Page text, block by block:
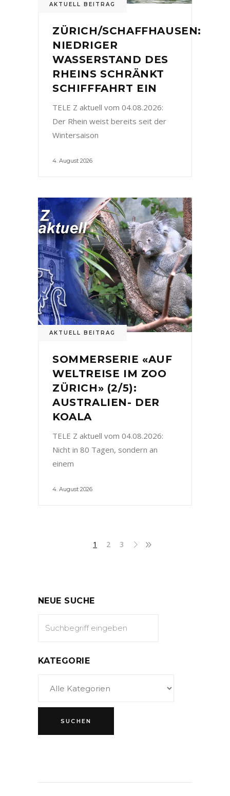
AKTUELL BEITRAG
ZÜRICH/SCHAFFHAUSEN:
NIEDRIGER
WASSERSTAND DES
RHEINS SCHRÄNKT
SCHIFFFAHRT EIN
TELE Z aktuell vom 04.08.2026:
Der Rhein weist bereits seit der
Wintersaison
4. August 2026
AKTUELL BEITRAG
SOMMERSERIE «AUF
WELTREISE IM ZOO
ZÜRICH» (2/5):
AUSTRALIEN- DER
KOALA
TELE Z aktuell vom 04.08.2026:
Nicht in 80 Tagen, sondern an
einem
4. August 2026
1 2 3
NEUE SUCHE
KATEGORIE